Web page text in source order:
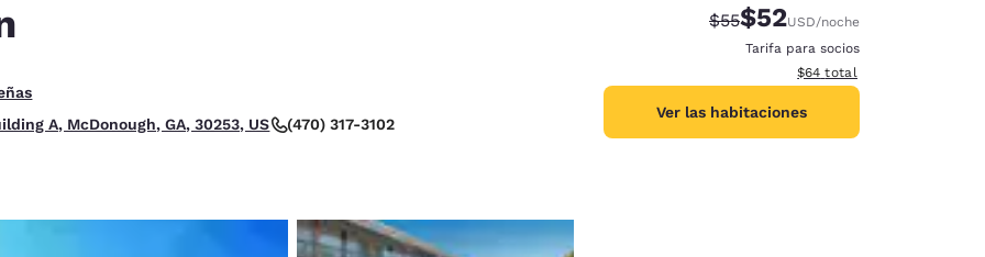
Bueno.
A, McDonough, GA, 30253, US
(470) 317-3102
Precio tachado:
$55Precio con descuento:
$52USD/noche
Tarifa para socios
Ver detalles del total
$64 total
Ver las habitaciones